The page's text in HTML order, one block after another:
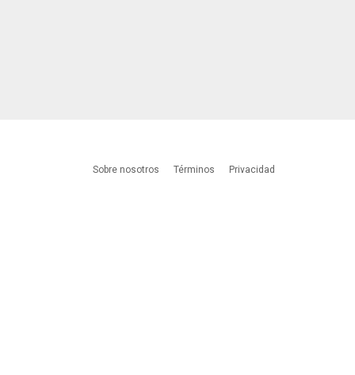
Sobre nosotros Términos Privacidad